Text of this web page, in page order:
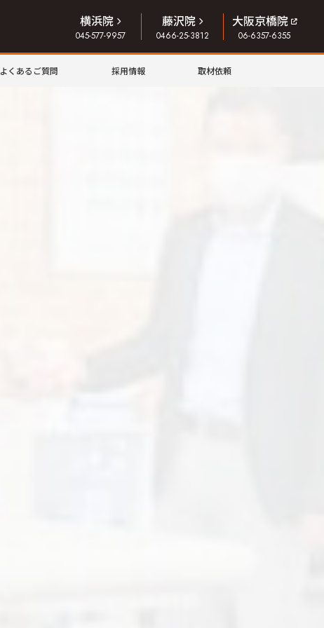
横浜院
045-577-9957
藤沢院
0466-25-3812
大阪京橋院
06-6357-6355
よくあるご質問 採用情報 取材依頼